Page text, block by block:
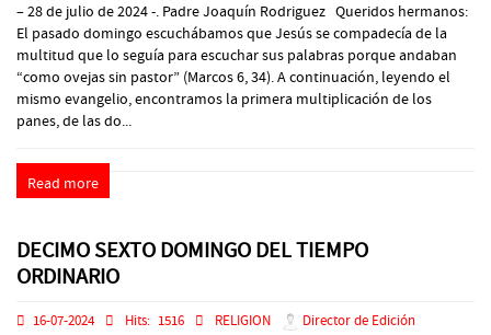
– 28 de julio de 2024 -. Padre Joaquín Rodriguez Queridos hermanos:
El pasado domingo escuchábamos que Jesús se compadecía de la
multitud que lo seguía para escuchar sus palabras porque andaban
“como ovejas sin pastor” (Marcos 6, 34). A continuación, leyendo el
mismo evangelio, encontramos la primera multiplicación de los
panes, de las do...
Read more
DECIMO SEXTO DOMINGO DEL TIEMPO
ORDINARIO
16-07-2024 Hits: 1516 RELIGION Director de Edición